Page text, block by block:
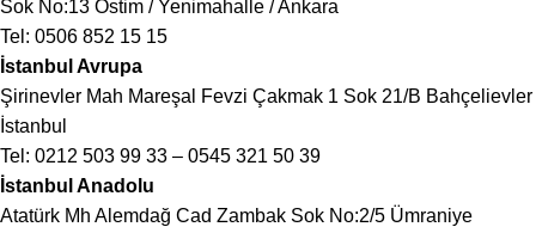
Sok No:13 Ostim / Yenimahalle / Ankara
Tel: 0506 852 15 15
İstanbul Avrupa
Şirinevler Mah Mareşal Fevzi Çakmak 1 Sok 21/B Bahçelievler
İstanbul
Tel: 0212 503 99 33 – 0545 321 50 39
İstanbul Anadolu
Atatürk Mh Alemdağ Cad Zambak Sok No:2/5 Ümraniye